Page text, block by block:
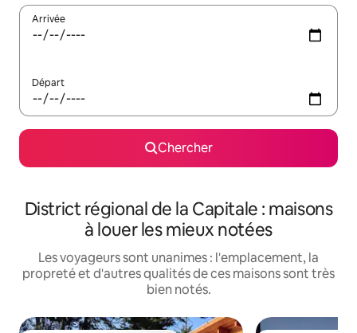
Arrivée
Départ
Chercher
District régional de la Capitale : maisons
à louer les mieux notées
Les voyageurs sont unanimes : l'emplacement, la
propreté et d'autres qualités de ces maisons sont très
bien notés.